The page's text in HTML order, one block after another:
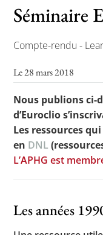
Les
Séminaire
Compte-rendu -
Le 28 mars 2018
Nous publions ci-
d’Euroclio
Les ressources
en DNL
L’APHG est
Les années